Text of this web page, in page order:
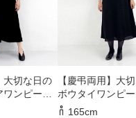
大切な日の
ンピース
ネート
【慶弔両用】大
ボウタイワンピ
用コーディネート
165cm